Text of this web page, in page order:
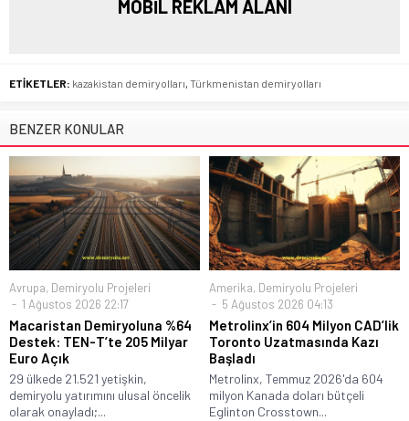
MOBİL REKLAM ALANI
ETİKETLER: kazakistan demiryolları Türkmenistan demiryolları
BENZER KONULAR
Avrupa, Demiryolu Projeleri
1 Ağustos 2026 22:17
Macaristan Demiryoluna %64
Destek: TEN-T’te 205 Milyar
Euro Açık
29 ülkede 21.521 yetişkin,
demiryolu yatırımını ulusal öncelik
olarak onayladı;...
Amerika, Demiryolu Projeleri
5 Ağustos 2026 04:13
Metrolinx’in 604 Milyon CAD’lik
Toronto Uzatmasında Kazı
Başladı
Metrolinx, Temmuz 2026'da 604
milyon Kanada doları bütçeli
Eglinton Crosstown...